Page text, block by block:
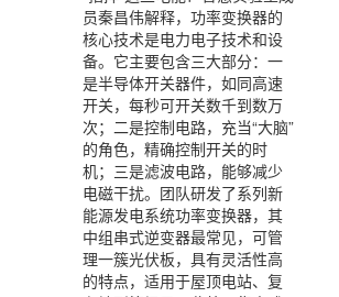
员秦昌伟解释，功率变换器的
核心技术是电力电子技术和设
备。它主要包含三大部分：一
是半导体开关器件，如同高速
开关，每秒可开关数千到数万
次；二是控制电路，充当“大脑”
的角色，精确控制开关的时
机；三是滤波电路，能够减少
电磁干扰。团队研发了系列新
能源发电系统功率变换器，其
中组串式逆变器最常见，可管
理一簇光伏板，具有灵活性高
的特点，适用于屋顶电站、复